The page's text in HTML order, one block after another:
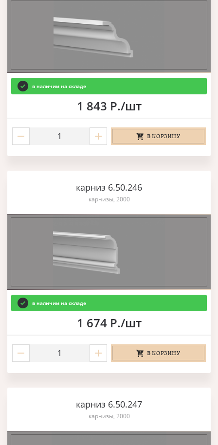
в наличии на складе
1 843 Р./шт
В КОРЗИНУ
карниз 6.50.246
карнизы, 2000
в наличии на складе
1 674 Р./шт
В КОРЗИНУ
карниз 6.50.247
карнизы, 2000